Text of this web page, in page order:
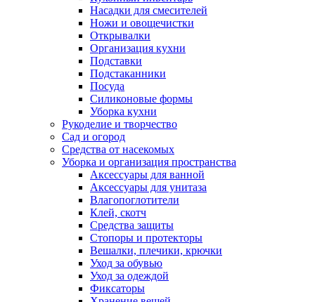
Насадки для смесителей
Ножи и овощечистки
Открывалки
Организация кухни
Подставки
Подстаканники
Посуда
Силиконовые формы
Уборка кухни
Рукоделие и творчество
Сад и огород
Средства от насекомых
Уборка и организация пространства
Аксессуары для ванной
Аксессуары для унитаза
Влагопоглотители
Клей, скотч
Средства защиты
Стопоры и протекторы
Вешалки, плечики, крючки
Уход за обувью
Уход за одеждой
Фиксаторы